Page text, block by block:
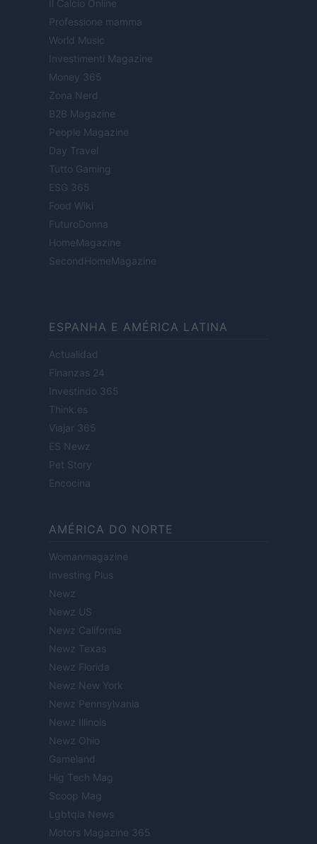
Il Calcio Online
Professione mamma
World Music
Investimenti Magazine
Money 365
Zona Nerd
B2B Magazine
People Magazine
Day Travel
Tutto Gaming
ESG 365
Food Wiki
FuturoDonna
HomeMagazine
SecondHomeMagazine
ESPANHA E AMÉRICA LATINA
Actualidad
Finanzas 24
Investindo 365
Think.es
Viajar 365
ES Newz
Pet Story
Encocina
AMÉRICA DO NORTE
Womanmagazine
Investing Plus
Newz
Newz US
Newz California
Newz Texas
Newz Florida
Newz New York
Newz Pennsylvania
Newz Illinois
Newz Ohio
Gameland
Hig Tech Mag
Scoop Mag
Lgbtqia News
Motors Magazine 365